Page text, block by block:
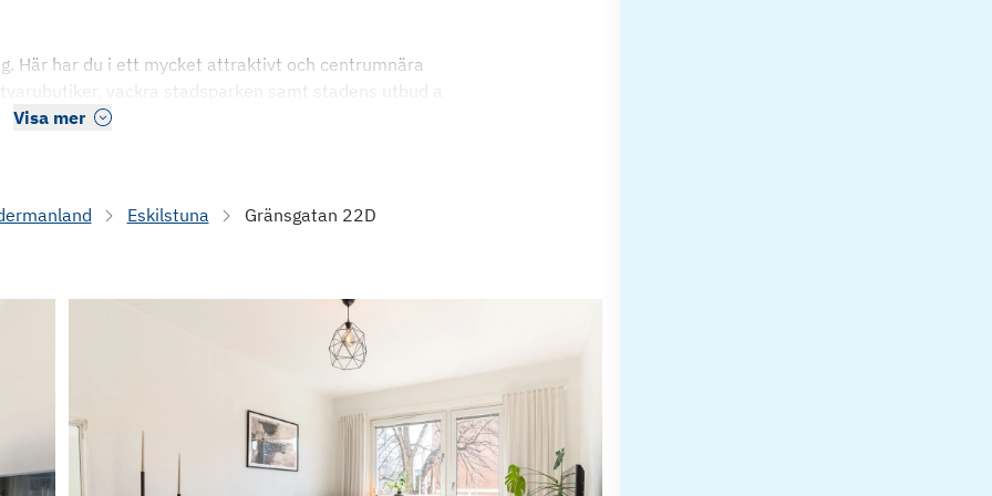
Här har du i ett mycket attraktivt och centrumnära
vackra stadsparken samt stadens utbud a
Visa mer
Eskilstuna Gränsgatan 22D